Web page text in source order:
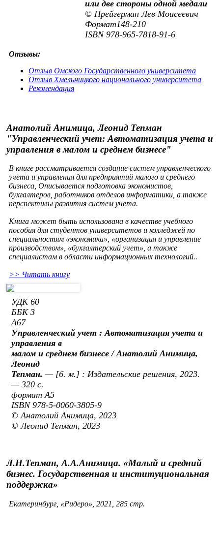
или две стороны одной медали
© Прейгерман Лев Моисеевич
Формат148-210
ISBN 978-965-7818-91-6
Отзывы:
Отзыв Омского Государственного университета
Отзыв Хмельницкого национального университета
Рекомендация
Анатолий Анимица, Леонид Тепман
"Управленческий учет: Автоматизация учета и
управления в малом и среднем бизнесе"
В книге рассматривается создание систем управленческого
учета и управления для предприятий малого и среднего
бизнеса, Описывается подготовка экономистов,
бухгалтеров, работников отделов информатики, а также
перспективы развития систем учета.
Книга может быть использована в качестве учебного
пособия для студентов университетов и колледжей по
специальностям «экономика», «организация и управление
производством», «бухгалтерский учет», а также
специалистам в области информационных технологий..
>> Читать книгу
УДК 60
ББК 3
А67
Управленческий учет : Автоматизация учета и
управления в
малом и среднем бизнесе / Анатолий Анимица,
Леонид
Тепман.— [б. м.] : Издательские решения, 2023.
— 320 с.
формат А5
ISBN 978-5-0060-3805-9
© Анатолий Анимица, 2023
© Леонид Тепман, 2023
Л.Н.Тепман, А.А.Анимица. «Малый и средний
бизнес. Государственная и институциональная
поддержка»
Екатеринбург, «Ридеро», 2021, 285 стр.